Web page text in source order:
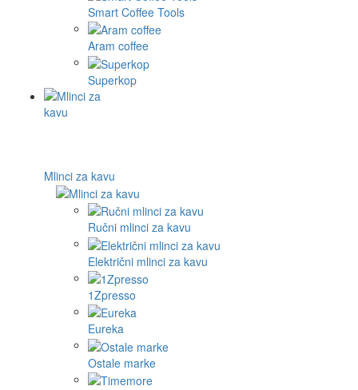
Smart Coffee Tools
Aram coffee
Superkop
Mlinci za kavu
Ručni mlinci za kavu
Električni mlinci za kavu
1Zpresso
Eureka
Ostale marke